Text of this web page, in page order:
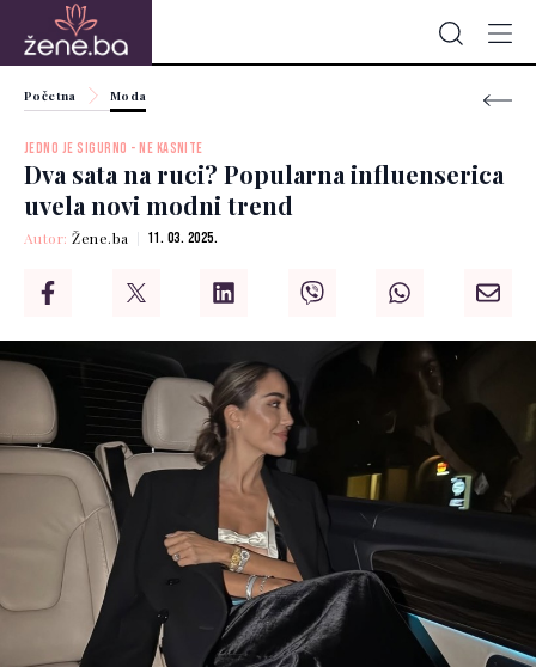
Početna Moda
JEDNO JE SIGURNO - NE KASNITE
Dva sata na ruci? Popularna influenserica
uvela novi modni trend
Autor:Žene.ba 11. 03. 2025.